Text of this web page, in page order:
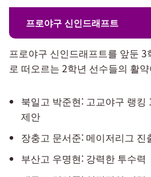
프로야구 신인드래프트
프로야구 신인드래프트를 앞둔
로 떠오르는 2학년 선수들의 활
북일고 박준현: 고교야구 랭킹
제안
장충고 문서준: 메이저리그 진
부산고 우명현: 강력한 투수력